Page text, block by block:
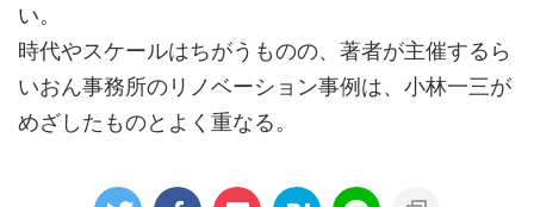
い。
時代やスケールはちがうものの、著者が主催するら
いおん事務所のリノベーション事例は、小林一三が
めざしたものとよく重なる。